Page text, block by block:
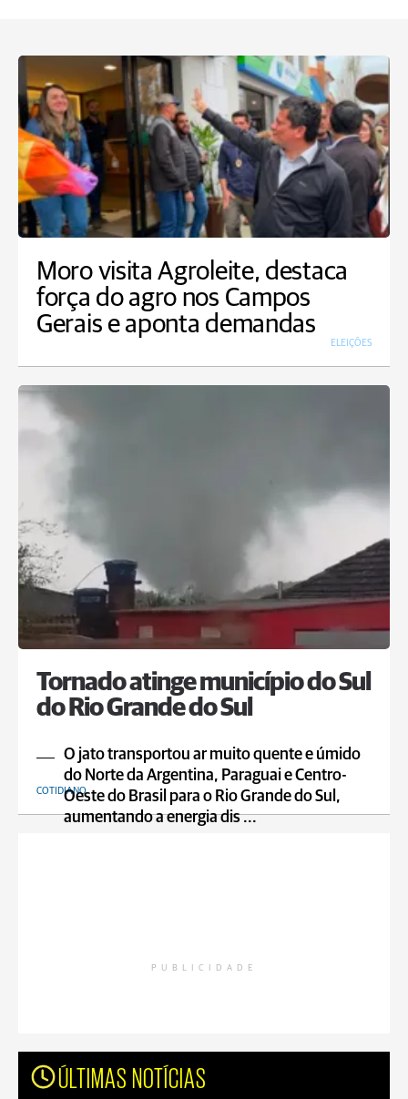
Moro visita Agroleite, destaca
força do agro nos Campos
Gerais e aponta demandas
ELEIÇÕES
Tornado atinge município do Sul
do Rio Grande do Sul
O jato transportou ar muito quente e úmido
do Norte da Argentina, Paraguai e Centro-
Oeste do Brasil para o Rio Grande do Sul,
aumentando a energia dis ...
COTIDIANO
PUBLICIDADE
ÚLTIMAS NOTÍCIAS